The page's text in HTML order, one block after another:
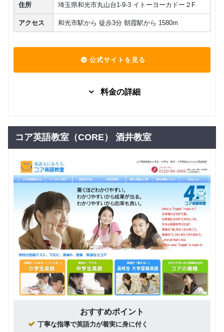
ハイスコ
アを目指
す、徹底
ス
グループレッスン TOEIC
20,308円(税込) / 月
L&R テス
42,488円(税込) / 月
トラベル
ース
グループレッスン 旅行
回数：4 / 1セッション50分
テイ準備
コース
25,025円(税込) / 月
回数：6 / 1セッション50分
留学準備
コース
グループレッスン 留学
48,263円(税込) / 月
回数：8 / 1セッション50分
留学・ト
ラベル英
会話（プ
ン）
マンツーマン 旅行 留学
回数：4 / 1セッション50分
住所 埼玉県和光市丸山台1-9-3 イトーヨーカドー２F
アクセス 和光市駅から 徒歩3分 朝霞駅から 1580m
公式サイトを見る
料金の詳細
ス（0～3
歳）
１歳）
5,500円(税込) / 月
ハローク
ス（0～3
歳）
TT（２，
３歳）
グループレッスン 子供向け
7,480円(税込) / 月
回数：4 / 1セッション40分
ハローク
ラブコー
ス（0～3
歳）
FT（０～
３歳）
グループレッスン
9,680円(税込) / 月
回数：4 / 1セッション40分
ス（3～6
グループレッスン 子供向け
9,130円(税込) / 月
コア英語教室（CORE） 酒井教室
おすすめポイント
丁寧な指導で英語力が着実に身に付く